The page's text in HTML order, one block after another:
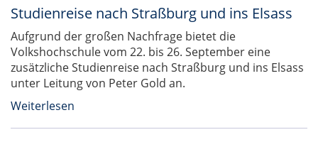
Studienreise nach Straßburg und ins Elsass
Aufgrund der großen Nachfrage bietet die
Volkshochschule vom 22. bis 26. September eine
zusätzliche Studienreise nach Straßburg und ins Elsass
unter Leitung von Peter Gold an.
Weiterlesen